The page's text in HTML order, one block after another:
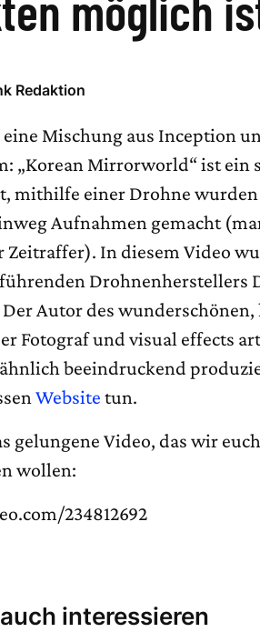
Redaktion
Mischung aus Inception
„Korean Mirrorworld“ ist ein
mithilfe einer Drohne
Aufnahmen gemacht
Zeitraffer). In diesem Video
Drohnenherstellers
Autor des
Fotograf und visual effects
beeindruckend
Website tun.
gelungene Video, das wir
wollen:
234812692
interessieren